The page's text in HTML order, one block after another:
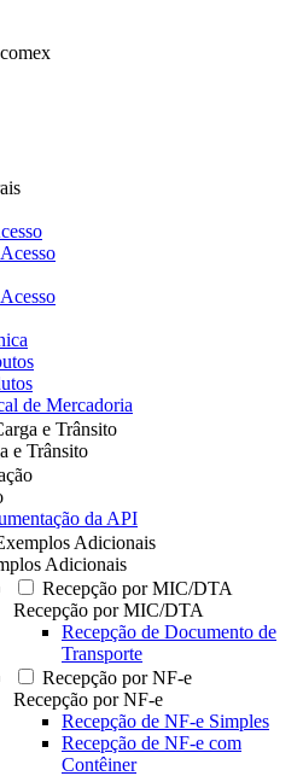
de Mercadoria
e Trânsito
e Trânsito
da API
Adicionais
Adicionais
Recepção por MIC/DTA
Recepção por MIC/DTA
Recepção de Documento de
Transporte
Recepção por NF-e
Recepção por NF-e
Recepção de NF-e Simples
Recepção de NF-e com
Contêiner